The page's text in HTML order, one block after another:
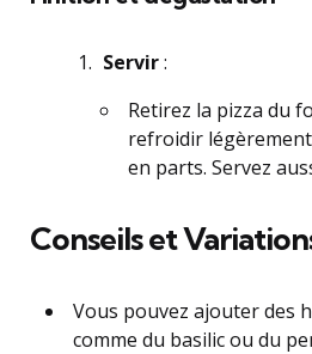
Servir:
Retirez la pizza du
refroidir
en parts. Servez
Conseils et
Vous pouvez ajouter des
comme du basilic ou du